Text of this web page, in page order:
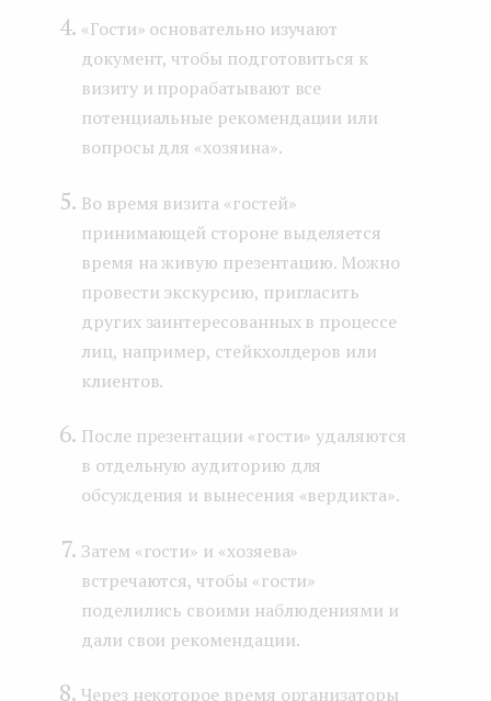
«Гости» основательно изучают
документ, чтобы подготовиться к
визиту и прорабатывают все
потенциальные рекомендации или
вопросы для «хозяина».
Во время визита «гостей»
принимающей стороне выделяется
время на живую презентацию. Можно
провести экскурсию, пригласить
других заинтересованных в процессе
лиц, например, стейкхолдеров или
клиентов.
После презентации «гости» удаляются
в отдельную аудиторию для
обсуждения и вынесения «вердикта».
Затем «гости» и «хозяева»
встречаются, чтобы «гости»
поделились своими наблюдениями и
дали свои рекомендации.
Через некоторое время организаторы